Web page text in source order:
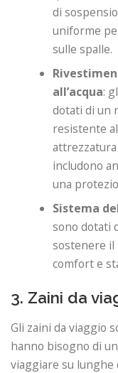
di
uniforme
sulle spalle.
all’acqua:
dotati di un
resistente
includono
una
Sistema
sono dotati
sostenere il
comfort e
3. Zaini da
Gli zaini da viaggio
hanno bisogno di
viaggiare su lunghe